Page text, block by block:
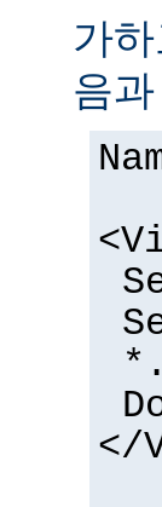
가
음
</